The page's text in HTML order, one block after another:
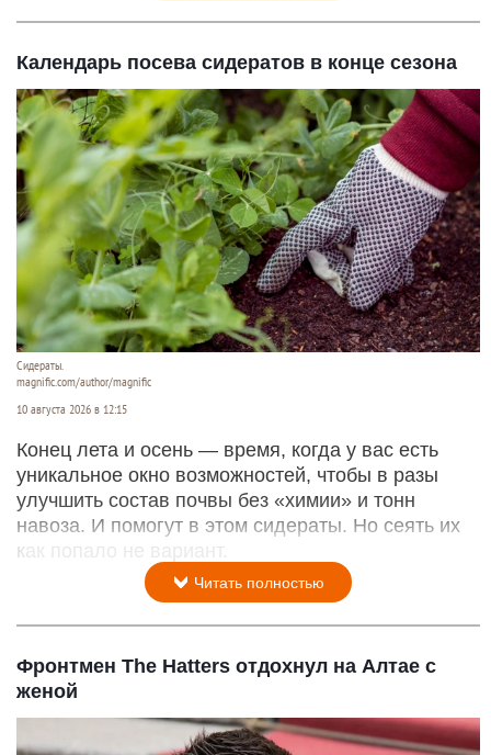
Календарь посева сидератов в конце сезона
Сидераты.
magnific.com/author/magnific
10 августа 2026 в 12:15
Конец лета и осень — время, когда у вас есть
уникальное окно возможностей, чтобы в разы
улучшить состав почвы без «химии» и тонн
навоза. И помогут в этом сидераты. Но сеять их
как попало не вариант.
Читать полностью
Фронтмен The Hatters отдохнул на Алтае с
женой